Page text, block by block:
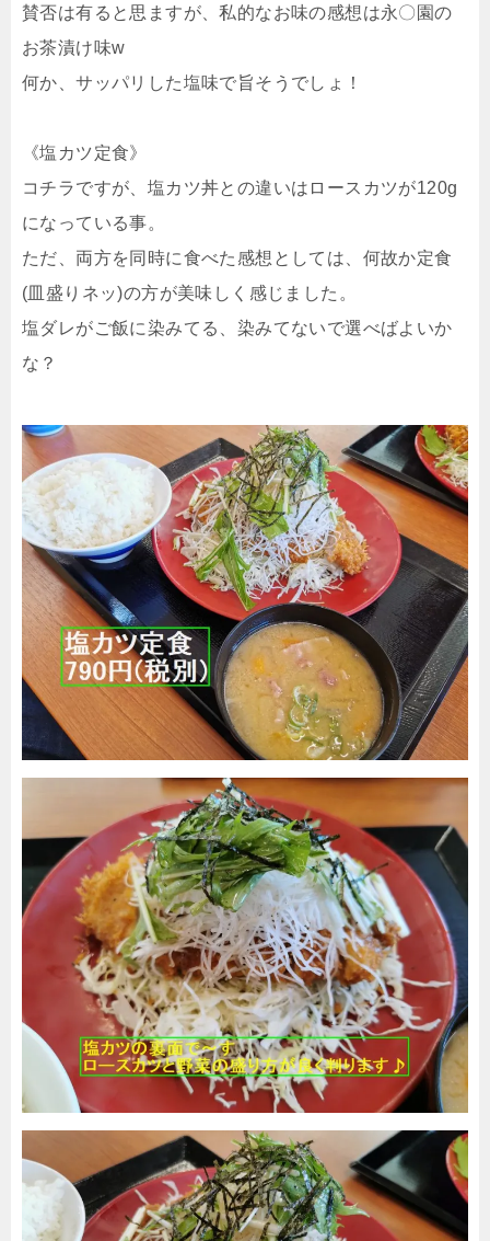
賛否は有ると思ますが、私的なお味の感想は永〇園の
お茶漬け味w
何か、サッパリした塩味で旨そうでしょ！
《塩カツ定食》
コチラですが、塩カツ丼との違いはロースカツが120g
になっている事。
ただ、両方を同時に食べた感想としては、何故か定食
(皿盛りネッ)の方が美味しく感じました。
塩ダレがご飯に染みてる、染みてないで選べばよいか
な？